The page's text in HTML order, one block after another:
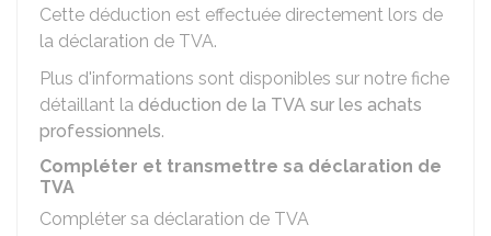
Cette déduction est effectuée directement lors de
la déclaration de TVA.
Plus d'informations sont disponibles sur notre fiche
détaillant la déduction de la TVA sur les achats
professionnels.
Compléter et transmettre sa déclaration de
TVA
Compléter sa déclaration de TVA